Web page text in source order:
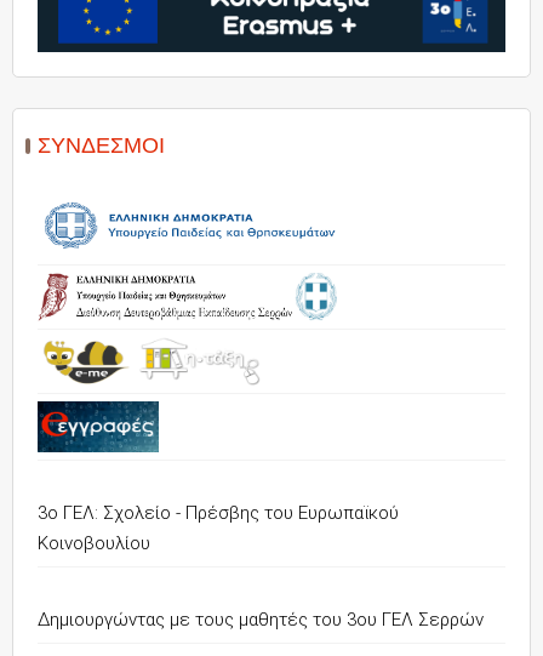
ΣΎΝΔΕΣΜΟΙ
3ο ΓΕΛ: Σχολείο - Πρέσβης του Ευρωπαϊκού
Κοινοβουλίου
Δημιουργώντας με τους μαθητές του 3ου ΓΕΛ Σερρών